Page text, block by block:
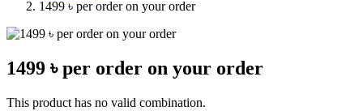
1499 ৳ per order on your order
1499 ৳ per order on your order
This product has no valid combination.